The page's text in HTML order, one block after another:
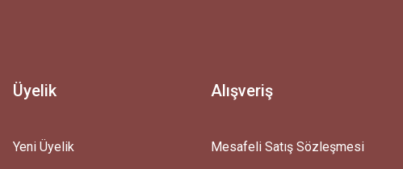
Üyelik
Yeni Üyelik
Alışveriş
Mesafeli Satış Sözleşmesi